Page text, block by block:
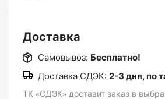
Доставка
Самовывоз: Бесплатно!
Доставка СДЭК: 2-3 дня, по
ТК «СДЭК» доставит заказ в